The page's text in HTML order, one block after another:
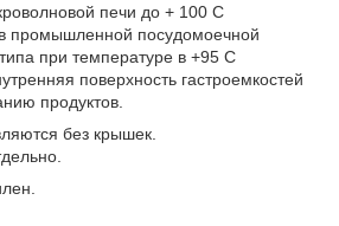
печи до + 100 С
промышленной посудомоечной
при температуре в +95 С
поверхность гастроемкостей
продуктов.
без крышек.